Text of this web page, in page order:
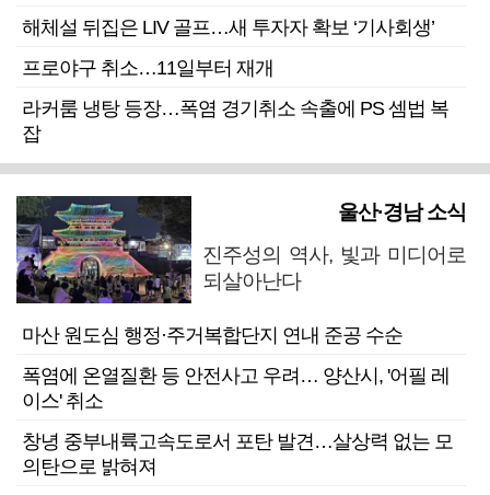
해체설 뒤집은 LIV 골프…새 투자자 확보 ‘기사회생’
프로야구 취소…11일부터 재개
라커룸 냉탕 등장…폭염 경기취소 속출에 PS 셈법 복
잡
울산·경남 소식
진주성의 역사, 빛과 미디어로
되살아난다
마산 원도심 행정·주거복합단지 연내 준공 수순
폭염에 온열질환 등 안전사고 우려… 양산시, '어필 레
이스' 취소
창녕 중부내륙고속도로서 포탄 발견…살상력 없는 모
의탄으로 밝혀져